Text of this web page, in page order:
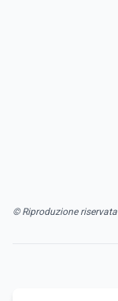
© Riproduzione riservata